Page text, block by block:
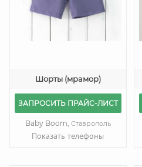
Шорты (мрамор)
ЗАПРОСИТЬ ПРАЙС-ЛИСТ
Baby Boom, Ставрополь
Показать телефоны